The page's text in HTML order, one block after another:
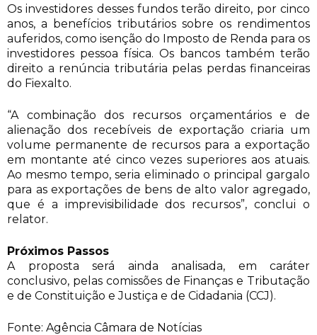
Os investidores desses fundos terão direito, por cinco
anos, a benefícios tributários sobre os rendimentos
auferidos, como isenção do Imposto de Renda para os
investidores pessoa física. Os bancos também terão
direito a renúncia tributária pelas perdas financeiras
do Fiexalto.
“A combinação dos recursos orçamentários e de
alienação dos recebíveis de exportação criaria um
volume permanente de recursos para a exportação
em montante até cinco vezes superiores aos atuais.
Ao mesmo tempo, seria eliminado o principal gargalo
para as exportações de bens de alto valor agregado,
que é a imprevisibilidade dos recursos”, conclui o
relator.
Próximos Passos
A proposta será ainda analisada, em caráter
conclusivo, pelas comissões de Finanças e Tributação
e de Constituição e Justiça e de Cidadania (CCJ).
Fonte: Agência Câmara de Notícias